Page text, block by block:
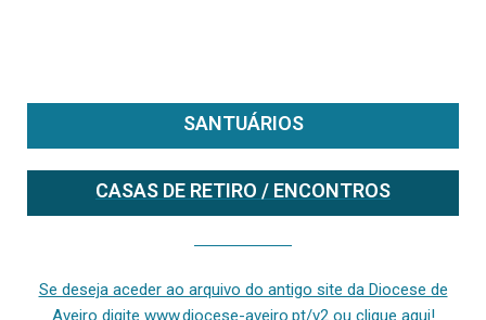
SANTUÁRIOS
CASAS DE RETIRO / ENCONTROS
Se deseja aceder ao arquivo do antigo site da Diocese de
Aveiro digite www.diocese-aveiro.pt/v2 ou clique aqui!